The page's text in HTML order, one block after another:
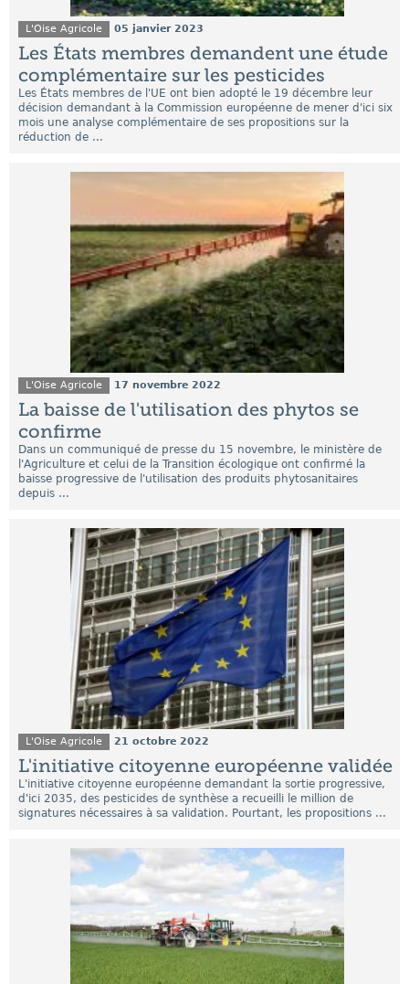
L'Oise Agricole 05 janvier 2023
Les États membres demandent une étude
complémentaire sur les pesticides
Les États membres de l'UE ont bien adopté le 19 décembre leur
décision demandant à la Commission européenne de mener d'ici six
mois une analyse complémentaire de ses propositions sur la
réduction de ...
L'Oise Agricole 17 novembre 2022
La baisse de l'utilisation des phytos se
confirme
Dans un communiqué de presse du 15 novembre, le ministère de
l'Agriculture et celui de la Transition écologique ont confirmé la
baisse progressive de l'utilisation des produits phytosanitaires
depuis ...
L'Oise Agricole 21 octobre 2022
L'initiative citoyenne européenne validée
L'initiative citoyenne européenne demandant la sortie progressive,
d'ici 2035, des pesticides de synthèse a recueilli le million de
signatures nécessaires à sa validation. Pourtant, les propositions ...